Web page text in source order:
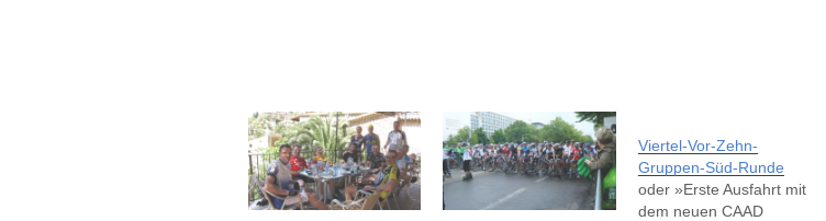
Viertel-Vor-Zehn-
Gruppen-Süd-Runde
oder »Erste Ausfahrt mit
dem neuen CAAD